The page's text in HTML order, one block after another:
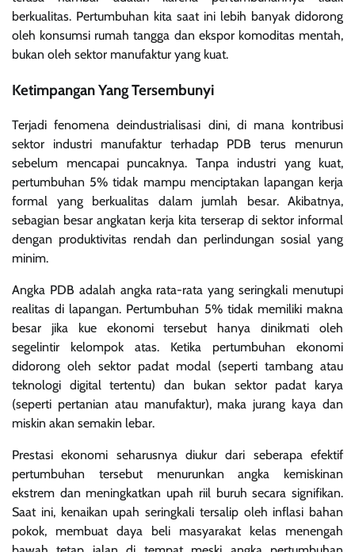
berkualitas. Pertumbuhan kita saat ini lebih banyak didorong
oleh konsumsi rumah tangga dan ekspor komoditas mentah,
bukan oleh sektor manufaktur yang kuat.
Ketimpangan Yang Tersembunyi
Terjadi fenomena deindustrialisasi dini, di mana kontribusi
sektor industri manufaktur terhadap PDB terus menurun
sebelum mencapai puncaknya. Tanpa industri yang kuat,
pertumbuhan 5% tidak mampu menciptakan lapangan kerja
formal yang berkualitas dalam jumlah besar. Akibatnya,
sebagian besar angkatan kerja kita terserap di sektor informal
dengan produktivitas rendah dan perlindungan sosial yang
minim.
Angka PDB adalah angka rata-rata yang seringkali menutupi
realitas di lapangan. Pertumbuhan 5% tidak memiliki makna
besar jika kue ekonomi tersebut hanya dinikmati oleh
segelintir kelompok atas. Ketika pertumbuhan ekonomi
didorong oleh sektor padat modal (seperti tambang atau
teknologi digital tertentu) dan bukan sektor padat karya
(seperti pertanian atau manufaktur), maka jurang kaya dan
miskin akan semakin lebar.
Prestasi ekonomi seharusnya diukur dari seberapa efektif
pertumbuhan tersebut menurunkan angka kemiskinan
ekstrem dan meningkatkan upah riil buruh secara signifikan.
Saat ini, kenaikan upah seringkali tersalip oleh inflasi bahan
pokok, membuat daya beli masyarakat kelas menengah